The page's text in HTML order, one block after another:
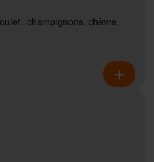
, champignons, chèvre,